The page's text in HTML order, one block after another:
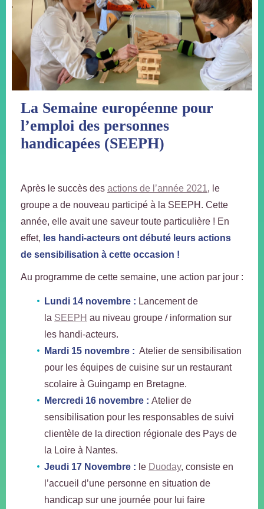
La Semaine européenne pour
l’emploi des personnes
handicapées (SEEPH)
Après le succès des actions de l’année 2021, le
groupe a de nouveau participé à la SEEPH. Cette
année, elle avait une saveur toute particulière ! En
effet, les handi-acteurs ont débuté leurs actions
de sensibilisation à cette occasion !
Au programme de cette semaine, une action par jour :
Lundi 14 novembre : Lancement de
la SEEPH au niveau groupe / information sur
les handi-acteurs.
Mardi 15 novembre : Atelier de sensibilisation
pour les équipes de cuisine sur un restaurant
scolaire à Guingamp en Bretagne.
Mercredi 16 novembre : Atelier de
sensibilisation pour les responsables de suivi
clientèle de la direction régionale des Pays de
la Loire à Nantes.
Jeudi 17 Novembre : le Duoday, consiste en
l’accueil d’une personne en situation de
handicap sur une journée pour lui faire